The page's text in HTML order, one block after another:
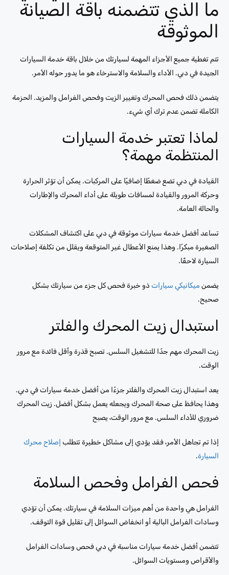
ما الذي تتضمنه باقة الصيانة
الموثوقة
تتم تغطية جميع الأجزاء المهمة لسيارتك من خلال باقة خدمة السيارات
الجيدة في دبي. الأداء والسلامة والاسترخاء هو ما يدور حوله الأمر.
يتضمن ذلك فحص المحرك وتغيير الزيت وفحص الفرامل والمزيد. الحزمة
الكاملة تضمن عدم ترك أي شيء.
لماذا تعتبر خدمة السيارات
المنتظمة مهمة؟
القيادة في دبي تضع ضغطًا إضافيًا على المركبات. يمكن أن تؤثر الحرارة
وحركة المرور والقيادة لمسافات طويلة على أداء المحرك والإطارات
والحالة العامة.
تساعد أفضل خدمة سيارات موثوقة في دبي على اكتشاف المشكلات
الصغيرة مبكرًا. وهذا يمنع الأعطال غير المتوقعة ويقلل من تكلفة إصلاحات
السيارة لاحقًا.
يضمن ميكانيكي سيارات ذو خبرة فحص كل جزء من سيارتك بشكل
صحيح.
استبدال زيت المحرك والفلتر
زيت المحرك مهم جدًا للتشغيل السلس. تصبح قذرة وأقل فائدة مع مرور
الوقت.
يعد استبدال زيت المحرك والفلتر جزءًا من أفضل خدمة سيارات في دبي.
وهذا يحافظ على صحة المحرك ويجعله يعمل بشكل أفضل. زيت المحرك
ضروري للأداء السلس. مع مرور الوقت، يصبح
إذا تم تجاهل الأمر، فقد يؤدي إلى مشاكل خطيرة تتطلب إصلاح محرك
السيارة.
فحص الفرامل وفحص السلامة
الفرامل هي واحدة من أهم ميزات السلامة في سيارتك. يمكن أن تؤدي
وسادات الفرامل البالية أو انخفاض السوائل إلى تقليل قوة التوقف.
تتضمن أفضل خدمة سيارات مناسبة في دبي فحص وسادات الفرامل
والأقراص ومستويات السوائل.